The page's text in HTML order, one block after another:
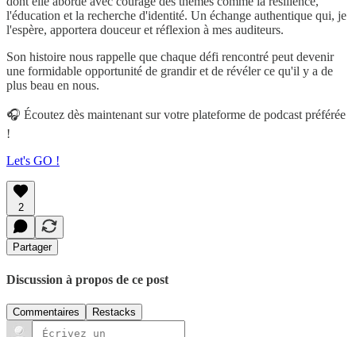
l'éducation et la recherche d'identité. Un échange authentique qui, je
l'espère, apportera douceur et réflexion à mes auditeurs.
Son histoire nous rappelle que chaque défi rencontré peut devenir
une formidable opportunité de grandir et de révéler ce qu'il y a de
plus beau en nous.
🎧 Écoutez dès maintenant sur votre plateforme de podcast préférée
!
Let's GO !
2
Partager
Discussion à propos de ce post
Commentaires Restacks